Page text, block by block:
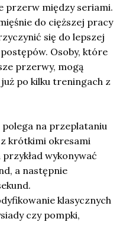
przerw między seriami.
do cięższej pracy
się do lepszej
Osoby, które
przerwy, mogą
po kilku treningach z
na przeplataniu
krótkimi okresami
wykonywać
a następnie
klasycznych
czy pompki,